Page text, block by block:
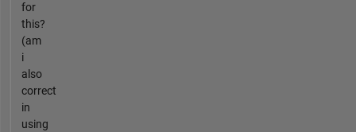
for
this?
(am
i
also
correct
in
using